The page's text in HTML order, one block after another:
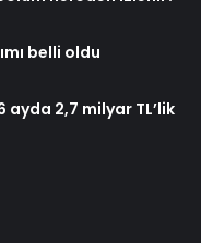
belli oldu
2,7 milyar TL’lik